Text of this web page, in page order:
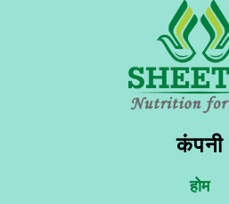
कंपनी
होम